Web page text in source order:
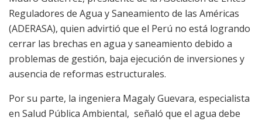
Reguladores de Agua y Saneamiento de las Américas
(ADERASA), quien advirtió que el Perú no está logrando
cerrar las brechas en agua y saneamiento debido a
problemas de gestión, baja ejecución de inversiones y
ausencia de reformas estructurales.
Por su parte, la ingeniera Magaly Guevara, especialista
en Salud Pública Ambiental, señaló que el agua debe